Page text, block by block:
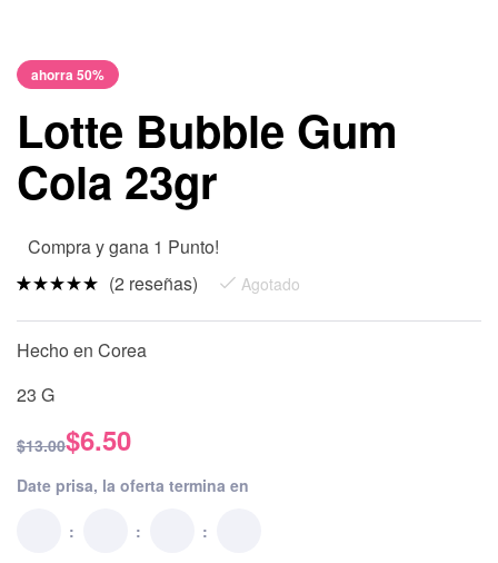
ahorra 50%
Lotte Bubble Gum
Cola 23gr
Compra y gana 1 Punto!
5.00
basado en
clientes
(2 reseñas) Agotado
Hecho en Corea
23 G
$13.00$6.50
Date prisa, la oferta termina en